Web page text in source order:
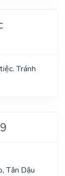
Tránh
Tân Dậu